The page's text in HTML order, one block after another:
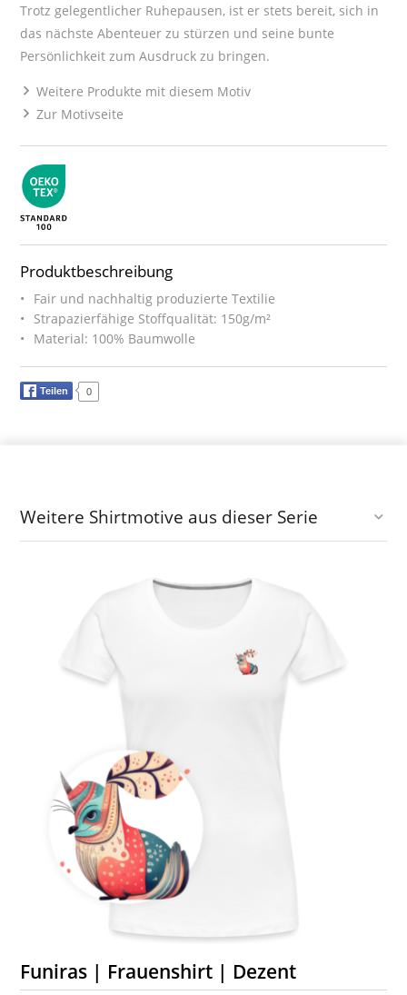
Trotz gelegentlicher Ruhepausen, ist er stets bereit, sich in
das nächste Abenteuer zu stürzen und seine bunte
Persönlichkeit zum Ausdruck zu bringen.
Weitere Produkte mit diesem Motiv
Zur Motivseite
Produktbeschreibung
Fair und nachhaltig produzierte Textilie
Strapazierfähige Stoffqualität: 150g/m²
Material: 100% Baumwolle
Teilen 0
Weitere Shirtmotive aus dieser Serie
Funiras | Frauenshirt | Dezent